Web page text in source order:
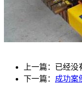
上一篇：已经没
下一篇： 成功案